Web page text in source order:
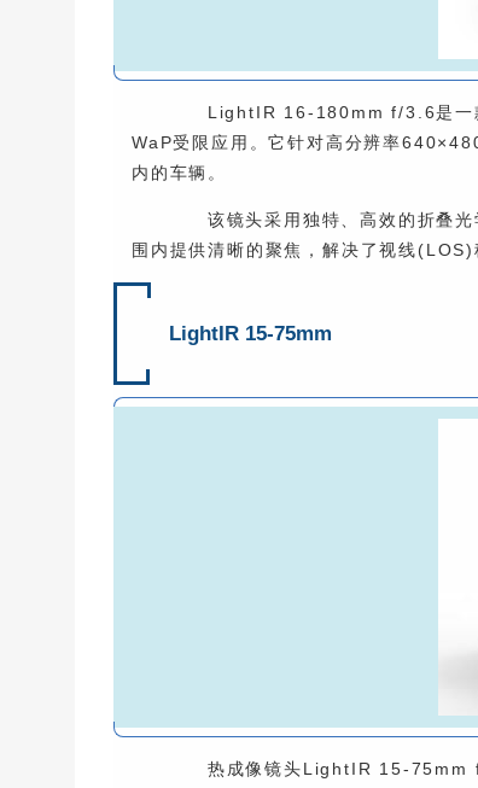
LightIR 16-180mm f/3.6是一款
WaP受限应用。它针对高分辨率
内的车辆。
该镜头采用独特、高效的折叠光
围内提供清晰的聚焦，解决了视线(LOS)
LightIR 15-75mm
热成像镜头LightIR 15-75mm f/